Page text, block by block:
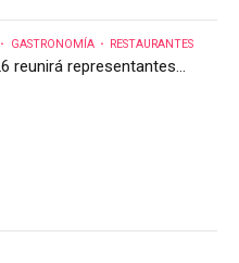
GASTRONOMÍA RESTAURANTES
reunirá representantes